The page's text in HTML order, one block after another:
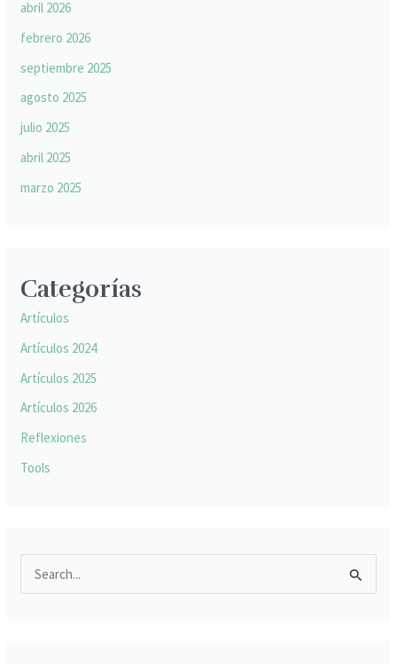
abril 2026
febrero 2026
septiembre 2025
agosto 2025
julio 2025
abril 2025
marzo 2025
Categorías
Artículos
Artículos 2024
Artículos 2025
Artículos 2026
Reflexiones
Tools